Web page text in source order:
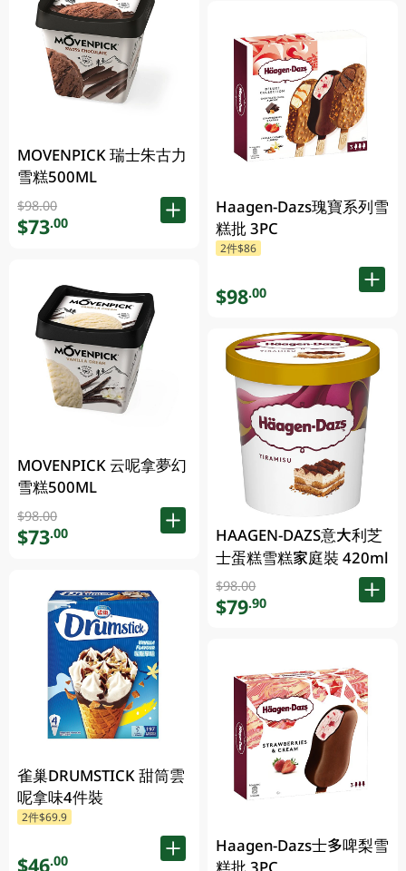
MOVENPICK 瑞士朱古力
雪糕500ML
$98.00
$73.00
MOVENPICK 云呢拿夢幻
雪糕500ML
$98.00
$73.00
雀巢DRUMSTICK 甜筒雲
呢拿味4件裝
2件$69.9
$46.00
Haagen-Dazs瑰寶系列雪
糕批 3PC
2件$86
$98.00
HAAGEN-DAZS意大利芝
士蛋糕雪糕家庭裝 420ml
$98.00
$79.90
Haagen-Dazs士多啤梨雪